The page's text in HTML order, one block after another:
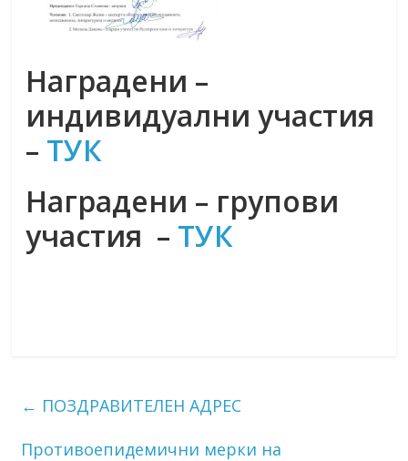
Наградени –
индивидуални участия
– ТУК
Наградени – групови
участия – ТУК
← ПОЗДРАВИТЕЛЕН АДРЕС
Противоепидемични мерки на